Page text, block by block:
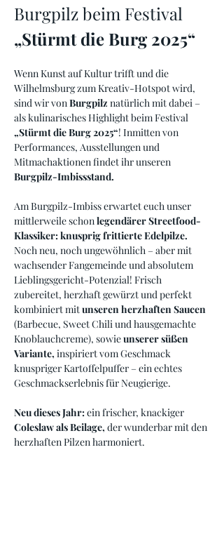
Burgpilz beim Festival
„Stürmt die Burg 2025“
Wenn Kunst auf Kultur trifft und die
Wilhelmsburg zum Kreativ-Hotspot wird,
sind wir von Burgpilz natürlich mit dabei –
als kulinarisches Highlight beim Festival
„Stürmt die Burg 2025“! Inmitten von
Performances, Ausstellungen und
Mitmachaktionen findet ihr unseren
Burgpilz-Imbissstand.
Am Burgpilz-Imbiss erwartet euch unser
mittlerweile schon legendärer Streetfood-
Klassiker: knusprig frittierte Edelpilze.
Noch neu, noch ungewöhnlich – aber mit
wachsender Fangemeinde und absolutem
Lieblingsgericht-Potenzial! Frisch
zubereitet, herzhaft gewürzt und perfekt
kombiniert mit unseren herzhaften Saucen
(Barbecue, Sweet Chili und hausgemachte
Knoblauchcreme), sowie unserer süßen
Variante, inspiriert vom Geschmack
knuspriger Kartoffelpuffer – ein echtes
Geschmackserlebnis für Neugierige.
Neu dieses Jahr: ein frischer, knackiger
Coleslaw als Beilage, der wunderbar mit den
herzhaften Pilzen harmoniert.